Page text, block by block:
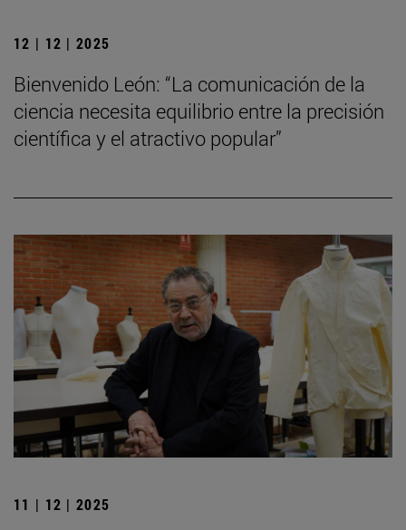
12 | 12 | 2025
Bienvenido León: “La comunicación de la
ciencia necesita equilibrio entre la precisión
científica y el atractivo popular”
11 | 12 | 2025